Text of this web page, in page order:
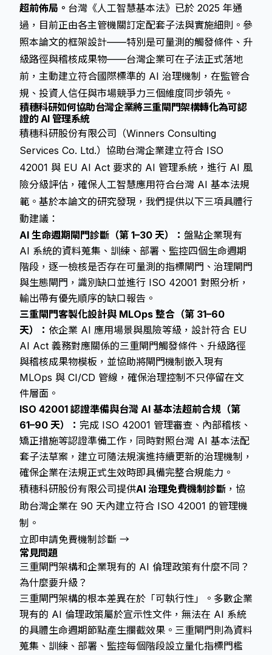
超前佈局。 台灣《人工智慧基本法》已於 2025 年通
過，目前正由各主管機關訂定配套子法與實施細則。參
照本論文的框架設計——特別是可量測的觸發條件、升
級路徑與稽核成果物——台灣企業可在子法正式落地
前，主動建立符合國際標準的 AI 治理機制，在監管合
規、投資人信任與市場競爭力三個維度同步領先。
積穗科研如何協助台灣企業將三重閘門架構轉化為可認
證的 AI 管理系統
積穗科研股份有限公司（Winners Consulting
Services Co. Ltd.）協助台灣企業建立符合 ISO
42001 與 EU AI Act 要求的 AI 管理系統，進行 AI 風
險分級評估，確保人工智慧應用符合台灣 AI 基本法規
範。基於本論文的研究發現，我們提供以下三項具體行
動建議：
AI 生命週期閘門診斷（第 1–30 天）： 盤點企業現有
AI 系統的資料蒐集、訓練、部署、監控四個生命週期
階段，逐一檢核是否存在可量測的指標閘門、治理閘門
與生態閘門，識別缺口並進行 ISO 42001 對照分析，
輸出帶有優先順序的缺口報告。
三重閘門客製化設計與 MLOps 整合（第 31–60
天）： 依企業 AI 應用場景與風險等級，設計符合 EU
AI Act 義務對應關係的三重閘門觸發條件、升級路徑
與稽核成果物模板，並協助將閘門機制嵌入現有
MLOps 與 CI/CD 管線，確保治理控制不只停留在文
件層面。
ISO 42001 認證準備與台灣 AI 基本法超前合規（第
61–90 天）： 完成 ISO 42001 管理審查、內部稽核、
矯正措施等認證準備工作，同時對照台灣 AI 基本法配
套子法草案，建立可隨法規演進持續更新的治理機制，
確保企業在法規正式生效時即具備完整合規能力。
積穗科研股份有限公司提供AI 治理免費機制診斷 ，協
助台灣企業在 90 天內建立符合 ISO 42001 的管理機
制。
立即申請免費機制診斷 →
常見問題
三重閘門架構和企業現有的 AI 倫理政策有什麼不同？
為什麼要升級？
三重閘門架構的根本差異在於「可執行性」。多數企業
現有的 AI 倫理政策屬於宣示性文件，無法在 AI 系統
的具體生命週期節點產生攔截效果。三重閘門則為資料
蒐集、訓練、部署、監控每個階段設立量化指標門檻